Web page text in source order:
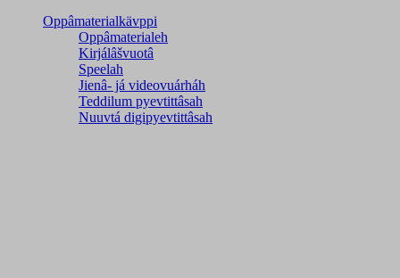
Oppâmaterialkävppi
Oppâmaterialeh
Kirjálâšvuotâ
Speelah
Jienâ- já videovuárháh
Teddilum pyevtittâsah
Nuuvtá digipyevtittâsah